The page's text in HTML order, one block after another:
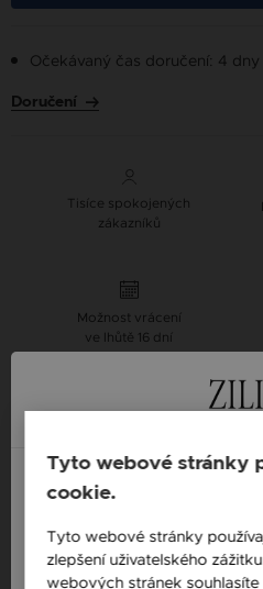
Očekávaný čas doručení: 4 dny
Doručení
Tisíce spokojených
zákazníků
Možnost vrácení
ve lhůtě 16 dní
Popis
Dostupnost: Skladem
Ryzost: 925 sterlingové
Barva: Stříbrná
Česká
Tyto webové stránky
cookie.
Tyto webové stránky
zlepšení uživatelského
webových stránek